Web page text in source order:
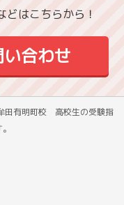
はこちらから！
合わせ
田有明町校 高校生の受験指